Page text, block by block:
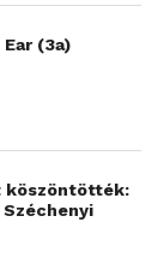
elvárható
történhet,
(3a)
köszöntötték: